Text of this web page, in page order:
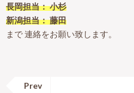
長岡担当： 小杉
新潟担当： 藤田
まで 連絡をお願い致します。
Prev